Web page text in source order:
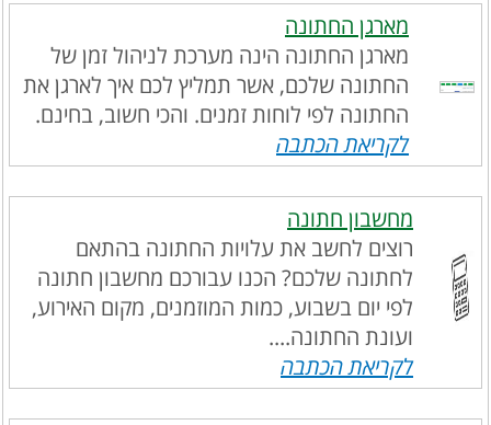
מארגן החתונה
מארגן החתונה הינה מערכת לניהול זמן של
החתונה שלכם, אשר תמליץ לכם איך לארגן את
החתונה לפי לוחות זמנים. והכי חשוב, בחינם.
לקריאת הכתבה
מחשבון חתונה
רוצים לחשב את עלויות החתונה בהתאם
לחתונה שלכם? הכנו עבורכם מחשבון חתונה
לפי יום בשבוע, כמות המוזמנים, מקום האירוע,
ועונת החתונה....
לקריאת הכתבה